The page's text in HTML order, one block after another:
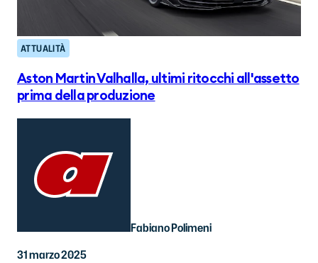
ATTUALITÀ
Aston Martin Valhalla, ultimi ritocchi all'assetto
prima della produzione
Fabiano Polimeni
31 marzo 2025